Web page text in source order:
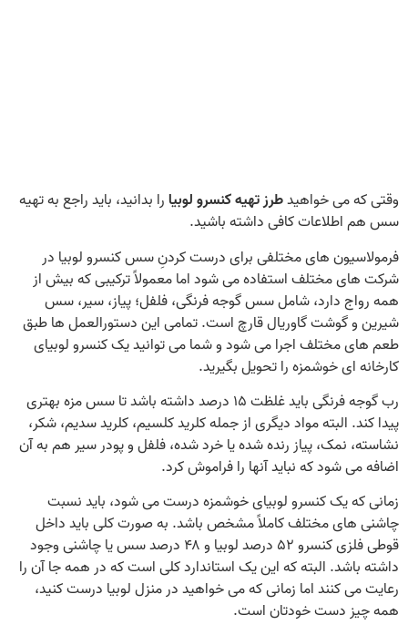
وقتی که می‌ خواهیدطرز تهیه کنسرو لوبیارا بدانید، باید راجع به تهیه
سس هم اطلاعات کافی داشته باشید.
فرمولاسیون‌ های مختلفی برای درست کردنِ سس کنسرو لوبیا در
شرکت‌ های مختلف استفاده می‌ شود اما معمولاً ترکیبی که بیش از
همه رواج دارد، شامل سس گوجه فرنگی، فلفل؛ پیاز، سیر، سس
شیرین و گوشت گاوریال قارچ است. تمامی این دستورالعمل‌ ها طبق
طعم‌ های مختلف اجرا می‌ شود و شما می‌ توانید یک کنسرو لوبیای
کارخانه‌ ای خوشمزه را تحویل بگیرید.
رب گوجه فرنگی باید غلظت ۱۵ درصد داشته باشد تا سس مزه بهتری
پیدا کند. البته مواد دیگری از جمله کلرید کلسیم، کلرید سدیم، شکر،
نشاسته، نمک، پیاز رنده شده یا خرد شده، فلفل و پودر سیر هم به آن
اضافه می‌ شود که نباید آنها را فراموش کرد.
زمانی که یک کنسرو لوبیای خوشمزه درست می‌ شود، باید نسبت
چاشنی‌ های مختلف کاملاً مشخص باشد. به صورت کلی باید داخل
قوطی فلزی کنسرو ۵۲ درصد لوبیا و ۴۸ درصد سس یا چاشنی وجود
داشته باشد. البته که این یک استاندارد کلی است که در همه جا آن را
رعایت می‌ کنند اما زمانی که می‌ خواهید در منزل لوبیا درست کنید،
همه چیز دست خودتان است.